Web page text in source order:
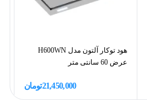
هود توکار آلتون مدل H600WN
عرض 60 سانتی متر
21,450,000تومان